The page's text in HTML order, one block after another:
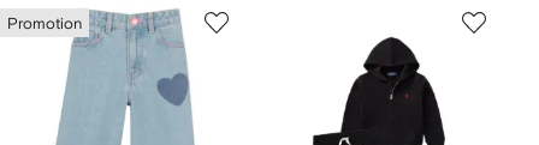
Promotion